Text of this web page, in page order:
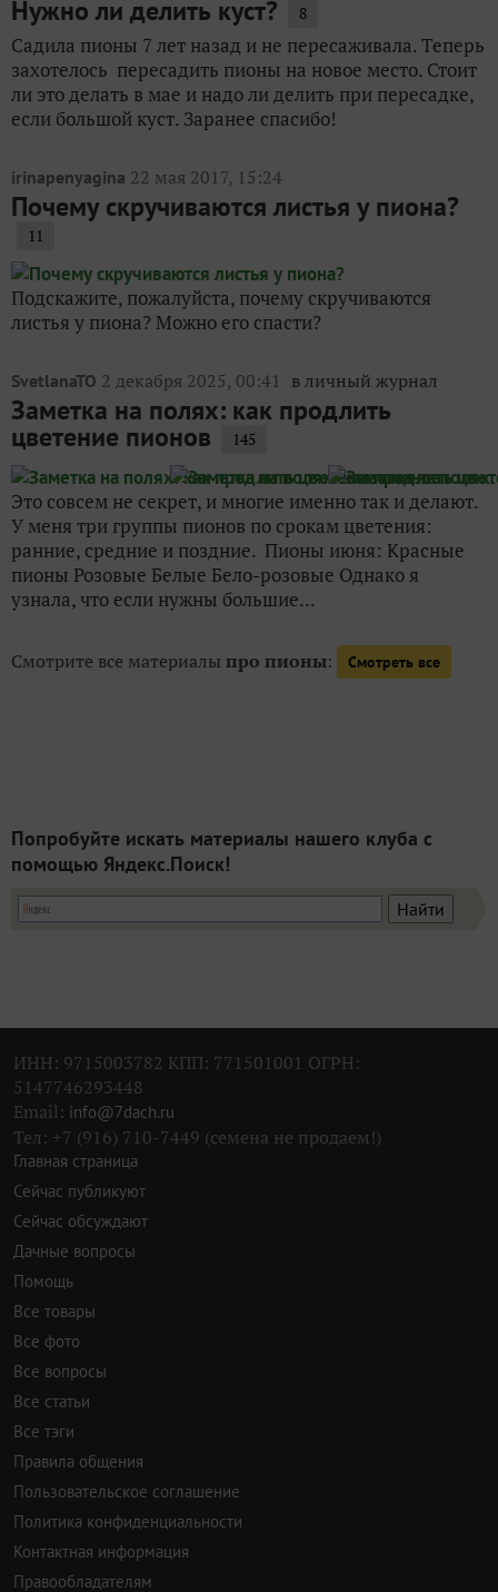
Нужно ли делить куст? 8
Садила пионы 7 лет назад и не пересаживала. Теперь
захотелось пересадить пионы на новое место. Стоит
ли это делать в мае и надо ли делить при пересадке,
если большой куст. Заранее спасибо!
irinapenyagina 22 мая 2017, 15:24
Почему скручиваются листья у пиона?
11
Подскажите, пожалуйста, почему скручиваются
листья у пиона? Можно его спасти?
SvetlanaTO 2 декабря 2025, 00:41 в личный журнал
Заметка на полях: как продлить
цветение пионов 145
Это совсем не секрет, и многие именно так и делают.
У меня три группы пионов по срокам цветения:
ранние, средние и поздние. Пионы июня: Красные
пионы Розовые Белые Бело-розовые Однако я
узнала, что если нужны большие...
Смотрите все материалы про пионы: Смотреть все
Попробуйте искать материалы нашего клуба с
помощью Яндекс.Поиск!
ИНН: 9715003782 КПП: 771501001 ОГРН:
5147746293448
Email: info@7dach.ru
Тел: +7 (916) 710-7449 (семена не продаем!)
Главная страница
Сейчас публикуют
Сейчас обсуждают
Дачные вопросы
Помощь
Все товары
Все фото
Все вопросы
Все статьи
Все тэги
Правила общения
Пользовательское соглашение
Политика конфиденциальности
Контактная информация
Правообладателям